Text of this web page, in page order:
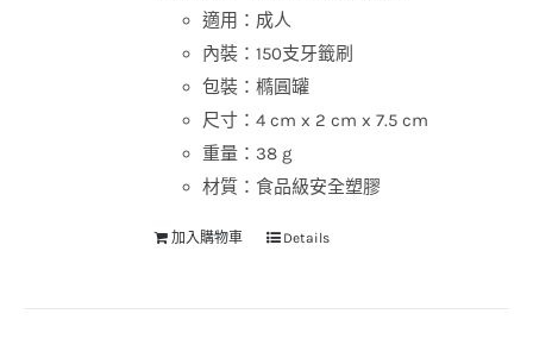
在
產
品
頁
面
選
選
適用：成人
內裝：150支牙籤刷
包裝：橢圓罐
尺寸：4 cm x 2 cm x 7.5 cm
重量：38 g
材質：食品級安全塑膠
加入購物車 Details